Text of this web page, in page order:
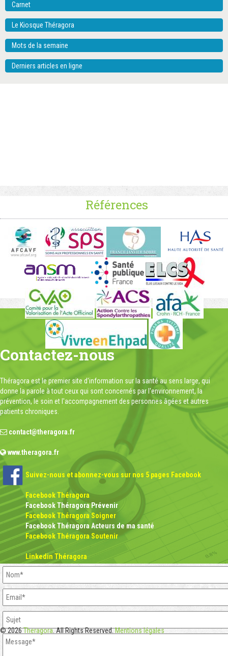
Carnet
Le Kiosque Théragora
Mots de la semaine
Derniers articles en ligne
Références
Contactez-nous
Théragora est le premier site d'information sur la santé au sens large, qui
donne la parole à tout ceux qui sont concernés par l'environnement, la
prévention, le soin et l'accompagnement des personnes âgées et autres
patients chroniques.
contact@theragora.fr
www.theragora.fr
Suivez-nous et abonnez-vous sur nos 5 pages Facebook
Facebook Théragora
Facebook Théragora Prévenir
Facebook Théragora Soigner
Facebook Théragora Acteurs de ma santé
Facebook Théragora Soutenir
Linkedin Théragora
© 2026Theragora. All Rights Reserved.Mentions légales